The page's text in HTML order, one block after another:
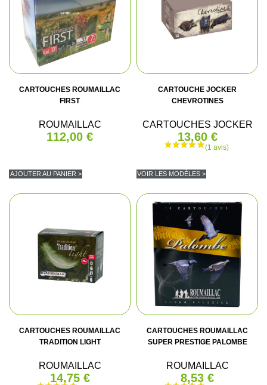
CARTOUCHES ROUMAILLAC
FIRST
ROUMAILLAC
112,00 €
AJOUTER AU PANIER >
CARTOUCHE JOCKER
CHEVROTINES
CARTOUCHES JOCKER
13,60 €
VOIR LES MODÈLES >
CARTOUCHES ROUMAILLAC
TRADITION LIGHT
ROUMAILLAC
14,75 €
CARTOUCHES ROUMAILLAC
SUPER PRESTIGE PALOMBE
ROUMAILLAC
8,53 €